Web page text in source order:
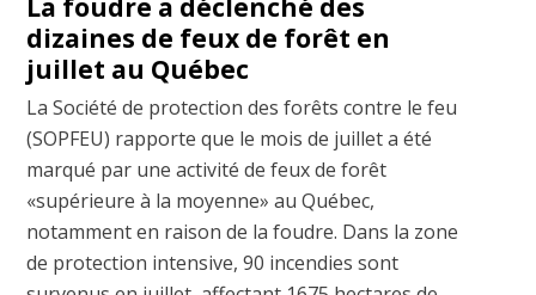
La foudre a déclenché des
dizaines de feux de forêt en
juillet au Québec
La Société de protection des forêts contre le feu
(SOPFEU) rapporte que le mois de juillet a été
marqué par une activité de feux de forêt
«supérieure à la moyenne» au Québec,
notamment en raison de la foudre. Dans la zone
de protection intensive, 90 incendies sont